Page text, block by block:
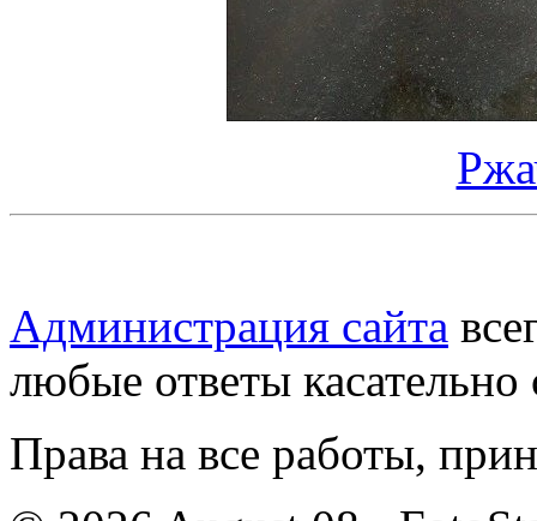
Администрация сайта
любые ответы касательно
Права на все работы,